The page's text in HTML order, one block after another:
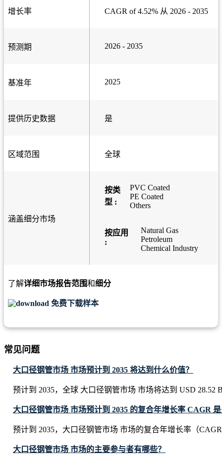
增长率 CAGR of 4.52% 从 2026 - 2035
预测期 2026 - 2035
基准年 2025
提供历史数据 是
区域范围 全球
涵盖细分市场
按类
型 :
PVC Coated
PE Coated
Others
按应用
:
Natural Gas
Petroleum
Chemical Industry
了解详细市场报告范围和细分
免费下载样本
常见问题
大口径钢管市场 市场预计到 2035 将达到什么价值？
预计到 2035，全球 大口径钢管市场 市场将达到 USD 28.52
大口径钢管市场 市场预计到 2035 的复合年增长率 CAGR
预计到 2035，大口径钢管市场 市场的复合年增长率（
大口径钢管市场 市场的主要参与者有哪些？